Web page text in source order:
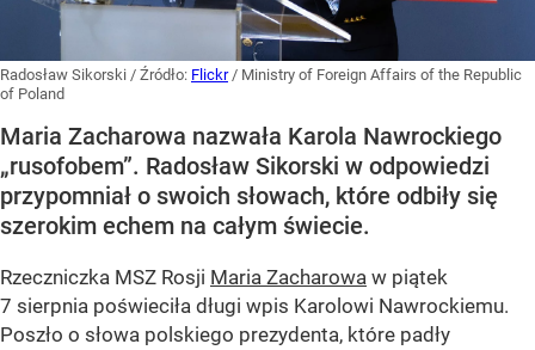
Radosław Sikorski / Źródło: Flickr / Ministry of Foreign Affairs of the Republic
of Poland
Maria Zacharowa nazwała Karola Nawrockiego
„rusofobem”. Radosław Sikorski w odpowiedzi
przypomniał o swoich słowach, które odbiły się
szerokim echem na całym świecie.
Rzeczniczka MSZ Rosji Maria Zacharowa w piątek
7 sierpnia poświeciła długi wpis Karolowi Nawrockiemu.
Poszło o słowa polskiego prezydenta, które padły